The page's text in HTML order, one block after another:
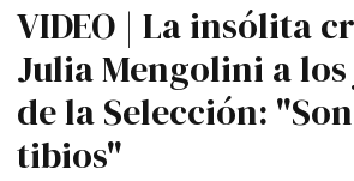
VIDEO | La insólita
Julia Mengolini a
de la Selección:
tibios"